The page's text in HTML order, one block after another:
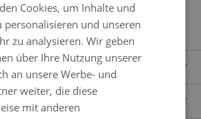
30°C, verdeckte Reißverschlüsse
1x Esstisch
6x Stuhl
PRODUKTBESCHREIBUNG
Cookies, um Inhalte und
personalisieren und unseren
zu analysieren. Wir geben
über Ihre Nutzung unserer
an unsere Werbe- und
weiter, die diese
mit anderen